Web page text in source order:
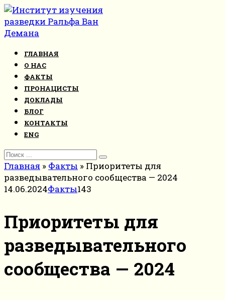
Перейти
к
контенту
ГЛАВНАЯ
О НАС
ФАКТЫ
ПРОНАЦИСТЫ
ДОКЛАДЫ
БЛОГ
КОНТАКТЫ
ENG
Search
for:
Главная » Факты » Приоритеты для
разведывательного сообщества — 2024
14.06.2024Факты143
Приоритеты для
разведывательного
сообщества — 2024